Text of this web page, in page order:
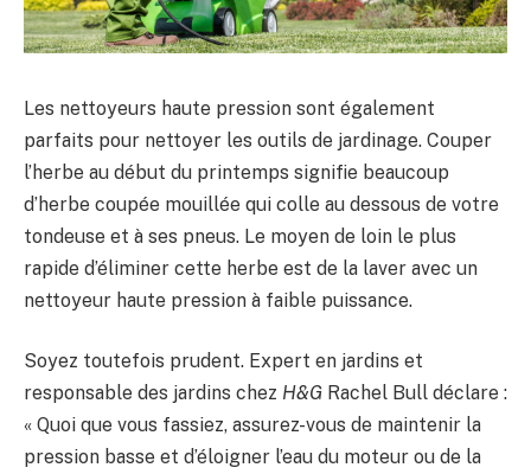
Les nettoyeurs haute pression sont également
parfaits pour nettoyer les outils de jardinage. Couper
l’herbe au début du printemps signifie beaucoup
d’herbe coupée mouillée qui colle au dessous de votre
tondeuse et à ses pneus. Le moyen de loin le plus
rapide d’éliminer cette herbe est de la laver avec un
nettoyeur haute pression à faible puissance.
Soyez toutefois prudent. Expert en jardins et
responsable des jardins chez H&G Rachel Bull déclare :
« Quoi que vous fassiez, assurez-vous de maintenir la
pression basse et d’éloigner l’eau du moteur ou de la